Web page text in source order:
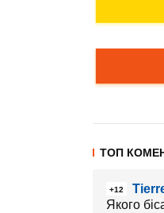
ТОП
+12
Якого